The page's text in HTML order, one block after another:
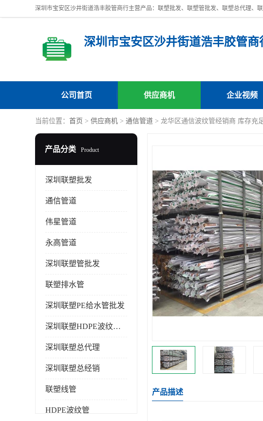
深圳市宝安区沙井街道浩丰胶管商
公司首页 供应商机 企业视频
当前位置： 首页 > 供应商机 > 通信管道 > 龙华区通信波纹管经销商 库存充
产品分类 Product
深圳联塑批发
通信管道
伟星管道
永高管道
深圳联塑管批发
联塑排水管
深圳联塑PE给水管批发
深圳联塑HDPE波纹管批发
深圳联塑总代理
深圳联塑总经销
联塑线管
HDPE波纹管
产品描述